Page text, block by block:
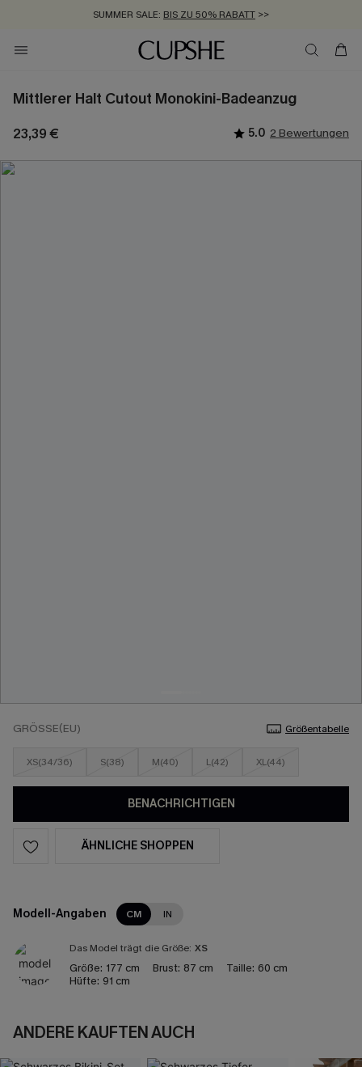
SUMMER SALE: BIS ZU 50% RABATT >>
ZUM NEWSLETTER:BIS ZU -20% EXTRA ERHALTEN
KOSTENLOSER VERSAND AB 89 €
Mittlerer Halt Cutout Monokini-Badeanzug
23,39 € 5.0 2 Bewertungen
GRÖSSE(EU) Größentabelle
XS(34/36) S(38) M(40) L(42) XL(44)
BENACHRICHTIGEN
ÄHNLICHE SHOPPEN
Modell-Angaben CM IN
Das Model trägt die Größe: XS
Größe: 177 cm Brust: 87 cm Taille: 60 cm
Hüfte: 91 cm
ANDERE KAUFTEN AUCH